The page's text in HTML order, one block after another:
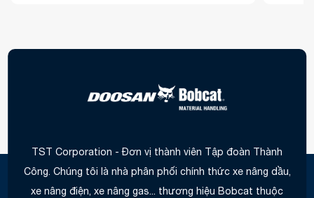
TST Corporation - Đơn vị thành viên Tập đoàn Thành
Công. Chúng tôi là nhà phân phối chính thức xe nâng dầu,
xe nâng điện, xe nâng gas... thương hiệu Bobcat thuộc